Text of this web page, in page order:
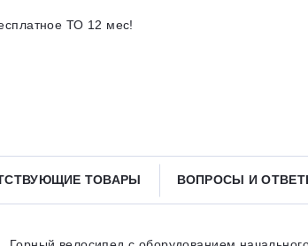
ТО 12 мес!
ТОВАРЫ ВОПРОСЫ И